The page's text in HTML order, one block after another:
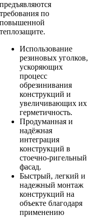
предъявляются
требования по
повышенной
теплозащите.
Использование
резиновых уголков,
ускоряющих
процесс
обрезинивания
конструкций и
увеличивающих их
герметичность.
Продуманная и
надёжная
интеграция
конструкций в
стоечно-ригельный
фасад.
Быстрый, легкий и
надежный монтаж
конструкций на
объекте благодаря
применению